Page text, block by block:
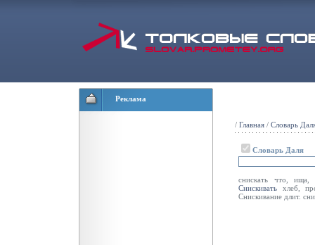
Реклама
/ Главная / Словарь
Словарь Даля
снискать что, ища,
Снискивать хлеб,
Снискивание длит.